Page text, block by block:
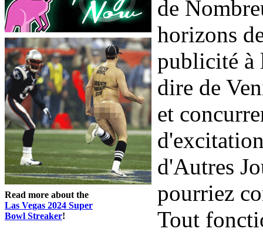
Read more about the
Las Vegas 2024 Super
Bowl Streaker!
de
horizons
publicité à
dire de
et
d'Autres
pourriez
Tout